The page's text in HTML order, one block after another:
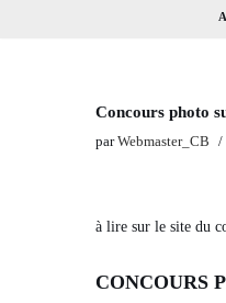
Concours photo
parWebmaster_CB
à lire sur le site du
CONCOURS